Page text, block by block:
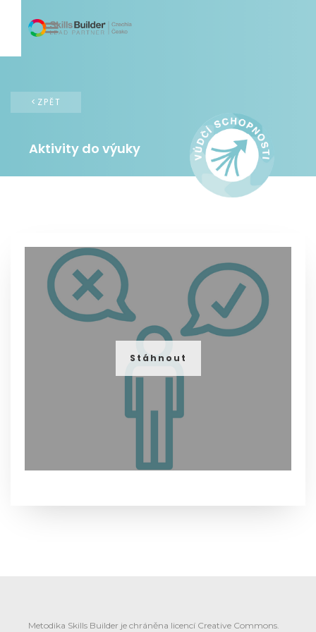
<ZPĚT
Aktivity do výuky
Stáhnout
Metodika Skills Builder je chráněna licencí Creative Commons.